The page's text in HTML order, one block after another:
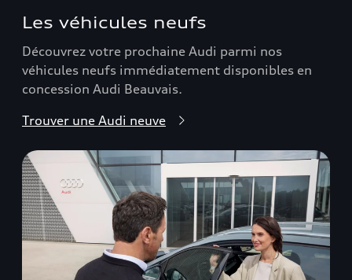
Les véhicules neufs
Découvrez votre prochaine Audi parmi nos
véhicules neufs immédiatement disponibles en
concession Audi Beauvais.
Trouver une Audi neuve